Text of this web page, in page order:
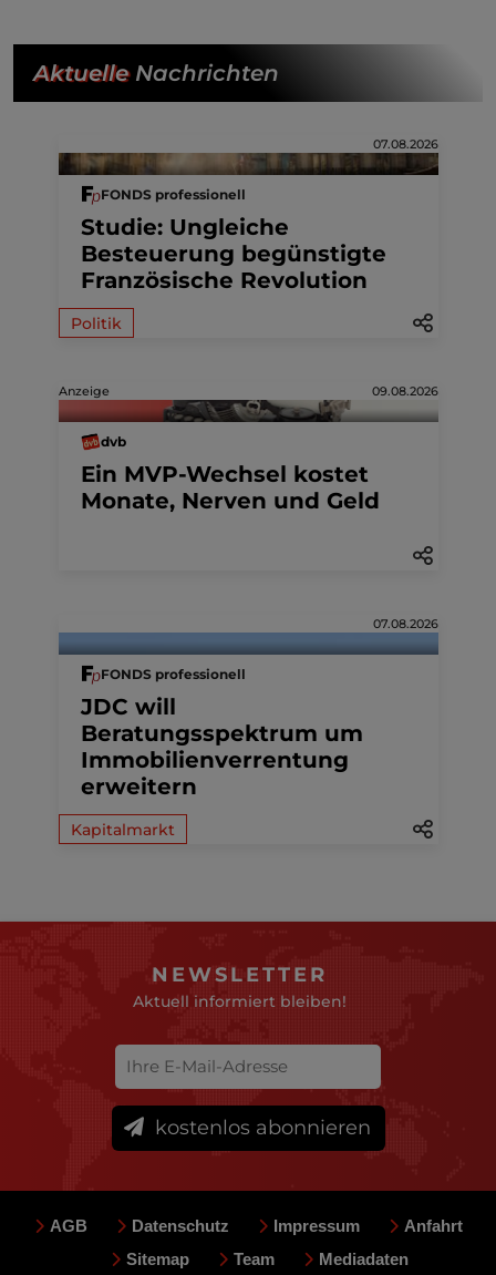
AktuelleNachrichten
07.08.2026
FONDS professionell
Studie: Ungleiche
Besteuerung begünstigte
Französische Revolution
Politik
Anzeige 09.08.2026
dvb
Ein MVP-Wechsel kostet
Monate, Nerven und Geld
07.08.2026
FONDS professionell
JDC will
Beratungsspektrum um
Immobilienverrentung
erweitern
Kapitalmarkt
NEWSLETTER
Aktuell informiert bleiben!
kostenlos abonnieren
AGB Datenschutz Impressum
Anfahrt
Sitemap
Team Mediadaten